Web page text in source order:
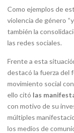
Como ejemplos de
violencia de género
también la
las redes sociales.
Frente a esta
destacó la fuerza del
movimiento social
ello citó las
con motivo de su
múltiples
los medios de